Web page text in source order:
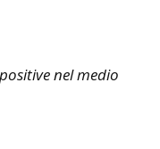
nel medio